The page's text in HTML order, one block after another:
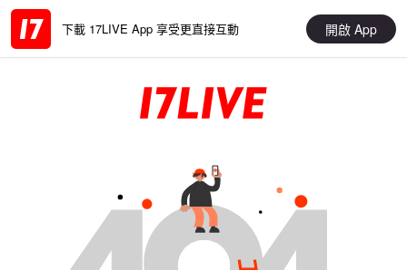
下載 17LIVE App 享受更直接互動 開啟 App